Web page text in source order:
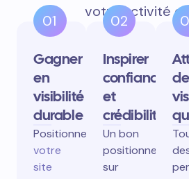
votre activité
01
Gagner
en
visibilité
durable
Positionnez
votre
site
02
Inspirer
confiance
et
crédibilité
Un bon
positionnement
sur